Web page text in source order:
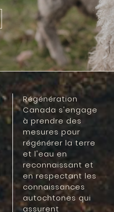
Régénération
Canada s'engage
à prendre des
mesures pour
régénérer la terre
et l'eau en
reconnaissant et
en respectant les
connaissances
autochtones qui
assurent